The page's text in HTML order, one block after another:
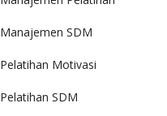
Manajemen SDM
Pelatihan Motivasi
Pelatihan SDM